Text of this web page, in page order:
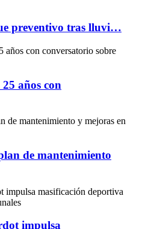
preventivo tras lluvi…
años con
de mantenimiento
impulsa